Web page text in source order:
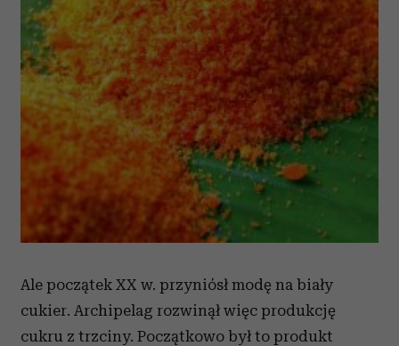
Ale początek XX w. przyniósł modę na biały
cukier. Archipelag rozwinął więc produkcję
cukru z trzciny. Początkowo był to produkt